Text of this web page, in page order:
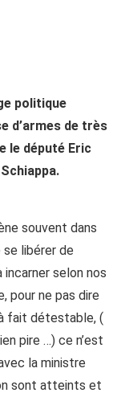
politique
d’armes de très
le député Eric
souvent dans
se libérer de
selon nos
pour ne pas dire
fait détestable, (
pire …) ce n’est
la ministre
sont atteints et